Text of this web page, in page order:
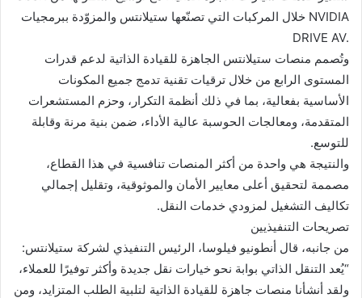
خلال المركبات التي تصنّعها ستيلانتس والمزوّدة ببرمجيات NVIDIA
DRIVE AV.
وتُصمم منصات ستيلانتس الجاهزة للقيادة الذاتية لدعم قدرات
المستوى الرابع من خلال ترقيات تقنية تدمج جميع المكونات
الأساسية بفعالية، بما في ذلك أنظمة التكرار، وحزم المستشعرات
المتقدمة، ومعالجات الحوسبة عالية الأداء، ضمن بنية مرنة وقابلة
للتوسع.
والنتيجة هي واحدة من أكثر المنصات تنافسية في هذا القطاع،
مصممة لتحقيق أعلى معايير الأمان والموثوقية، وتقليل إجمالي
تكاليف التشغيل لمزودي خدمات النقل.
تصريحات التنفيذيين
من جانبه، قال أنطونيو فيلوسا، الرئيس التنفيذي لشركة ستيلانتس:
“يُعد التنقل الذاتي بوابة نحو خيارات نقل جديدة وأكثر توفيرًا للعملاء،
ولقد أنشأنا منصات جاهزة للقيادة الذاتية لتلبية الطلب المتزايد، ومن